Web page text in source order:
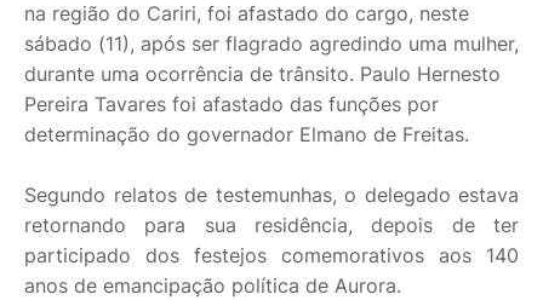
na região do Cariri, foi afastado do cargo, neste
sábado (11), após ser flagrado agredindo uma mulher,
durante uma ocorrência de trânsito. Paulo Hernesto
Pereira Tavares foi afastado das funções por
determinação do governador Elmano de Freitas.
Segundo relatos de testemunhas, o delegado estava
retornando para sua residência, depois de ter
participado dos festejos comemorativos aos 140
anos de emancipação política de Aurora.